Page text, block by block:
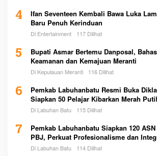
4
Ifan Seventeen Kembali Bawa Luka
Baru Penuh Kerinduan
Di Entertainment 117 Dilihat
5
Bupati Asmar Bertemu Danposal,
Keamanan dan Kemajuan Meranti
Di Kepulauan Meranti 116 Dilihat
6
Pemkab Labuhanbatu Resmi Buka
Siapkan 50 Pelajar Kibarkan Merah
Di Labuhan Batu 115 Dilihat
7
Pemkab Labuhanbatu Siapkan 120
PBJ, Perkuat Profesionalisme dan
Pemerintah
Di Labuhan Batu 114 Dilihat